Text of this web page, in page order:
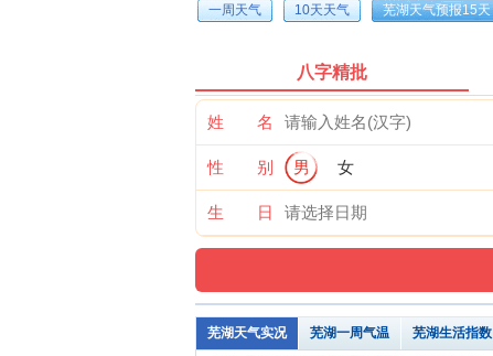
一周天气 10天天气 芜湖天气预报15天
八字精批
姓 名
性 别 男 女
生 日
芜湖天气实况 芜湖一周气温 芜湖生活指数